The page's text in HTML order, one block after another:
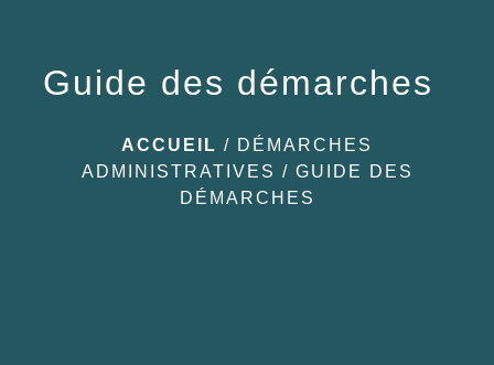
Guide des démarches
ACCUEIL / DÉMARCHES
ADMINISTRATIVES / GUIDE DES
DÉMARCHES